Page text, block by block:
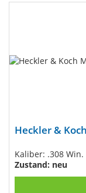
Heckler &
Kaliber: .308 Win.
Zustand: neu